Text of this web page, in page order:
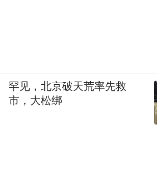
罕见，北京破天荒率先救
市，大松绑